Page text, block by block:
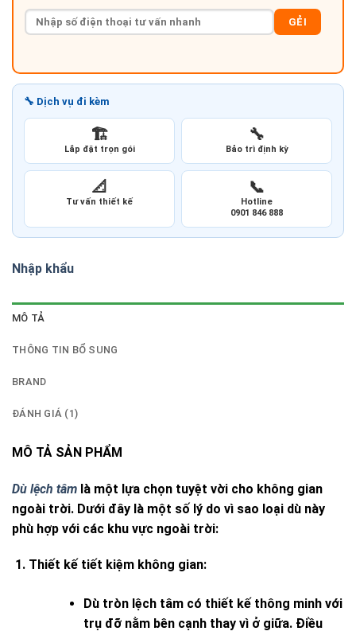
GẺI
🔧 Dịch vụ đi kèm
🏗️
Lắp đặt trọn gói
🔧
Bảo trì định kỳ
📐
Tư vấn thiết kế
📞
Hotline
0901 846 888
Nhập khẩu
MÔ TẢ
THÔNG TIN BỔ SUNG
BRAND
ĐÁNH GIÁ (1)
MÔ TẢ SẢN PHẨM
Dù lệch tâm là một lựa chọn tuyệt vời cho không gian
ngoài trời. Dưới đây là một số lý do vì sao loại dù này
phù hợp với các khu vực ngoài trời:
Thiết kế tiết kiệm không gian:
Dù tròn lệch tâm có thiết kế thông minh với
trụ đỡ nằm bên cạnh thay vì ở giữa. Điều